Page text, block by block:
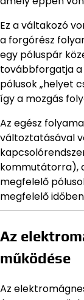
Ez a váltakozó
a forgórész
egy póluspár
továbbforgatja
pólusok „helyet
így a mozgás
Az egész
változtatásával
kommutátorra),
megfelelő
megfelelő
Az
működése
Az